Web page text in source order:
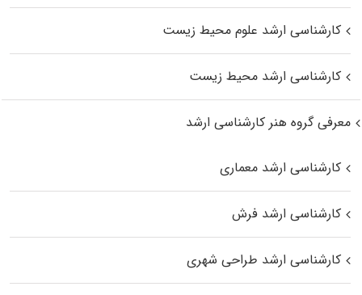
کارشناسی ارشد علوم محیط‌ زیست
کارشناسی ارشد محیط زیست
معرفی گروه هنر کارشناسی ارشد
کارشناسی ارشد معماری
کارشناسی ارشد فرش
کارشناسی ارشد طراحی شهری